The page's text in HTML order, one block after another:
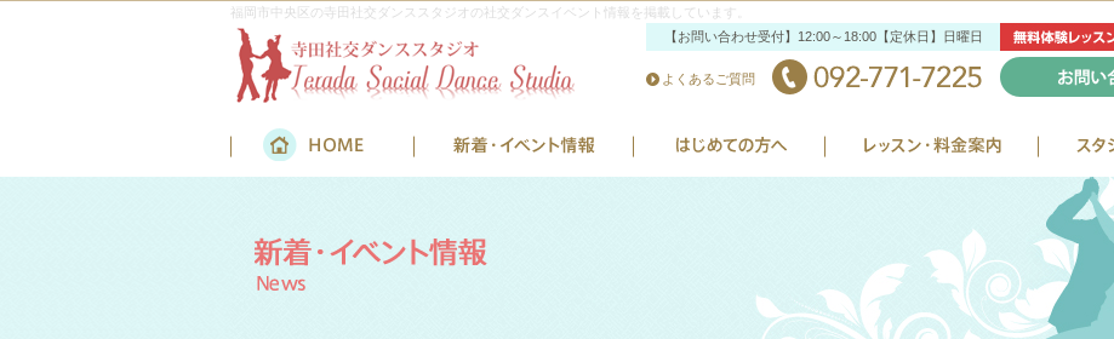
福岡市中央区の寺田社交ダンススタジオの社交ダンスイベント情報を掲載しています。
【お問い合わせ受付】12:00～18:00【定休日】日曜日
よくあるご質問